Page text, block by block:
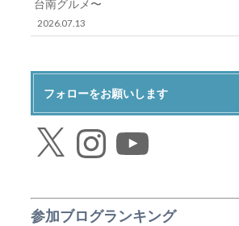
台南グルメ〜
2026.07.13
フォローをお願いします
Instagram
参加ブログランキング